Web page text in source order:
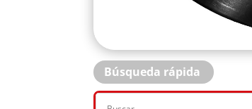
Búsqueda rápida